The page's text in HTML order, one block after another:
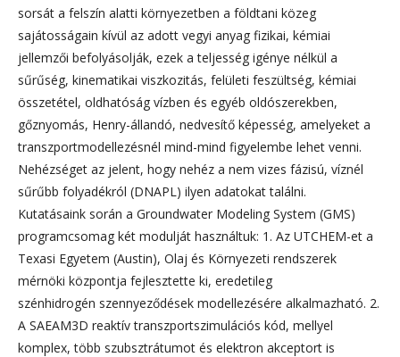
sorsát a felszín alatti környezetben a földtani közeg
sajátosságain kívül az adott vegyi anyag fizikai, kémiai
jellemzői befolyásolják, ezek a teljesség igénye nélkül a
sűrűség, kinematikai viszkozitás, felületi feszültség, kémiai
összetétel, oldhatóság vízben és egyéb oldószerekben,
gőznyomás, Henry-állandó, nedvesítő képesség, amelyeket a
transzportmodellezésnél mind-mind figyelembe lehet venni.
Nehézséget az jelent, hogy nehéz a nem vizes fázisú, víznél
sűrűbb folyadékról (DNAPL) ilyen adatokat találni.
Kutatásaink során a Groundwater Modeling System (GMS)
programcsomag két modulját használtuk: 1. Az UTCHEM-et a
Texasi Egyetem (Austin), Olaj és Környezeti rendszerek
mérnöki központja fejlesztette ki, eredetileg
szénhidrogén szennyeződések modellezésére alkalmazható. 2.
A SAEAM3D reaktív transzportszimulációs kód, mellyel
komplex, több szubsztrátumot és elektron akceptort is